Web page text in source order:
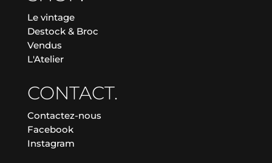
Le vintage
Destock & Broc
Vendus
L'Atelier
CONTACT.
Contactez-nous
Facebook
Instagram